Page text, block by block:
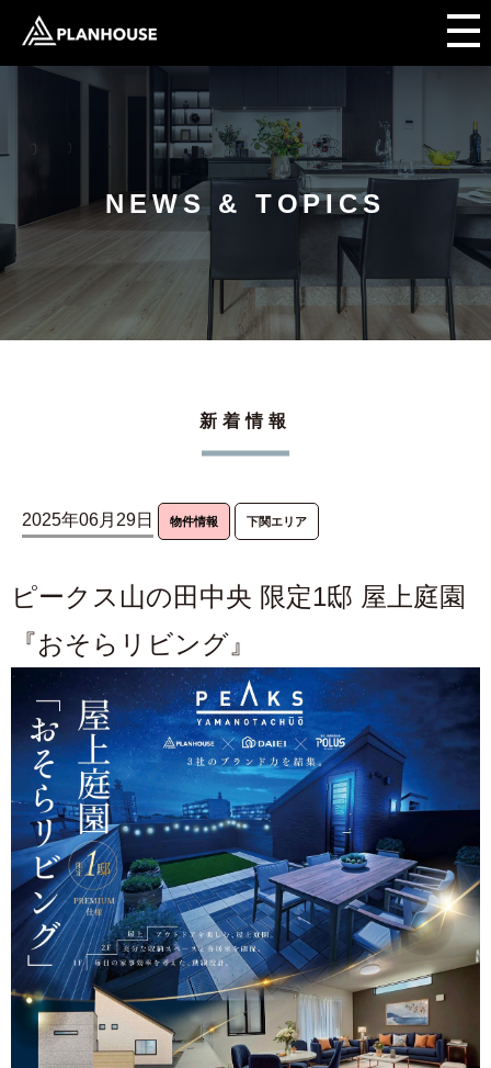
NEWS & TOPICS
新着情報
2025年06月29日 物件情報 下関エリア
ピークス山の田中央 限定1邸 屋上庭園
『おそらリビング』